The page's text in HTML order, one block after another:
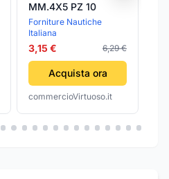
MM.4X5 PZ 10
Forniture Nautiche
Italiana
3,15 € 6,29 €
Acquista ora
commercioVirtuoso.it